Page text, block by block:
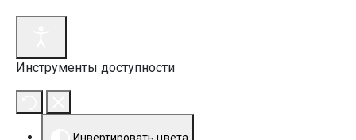
Инструменты доступности